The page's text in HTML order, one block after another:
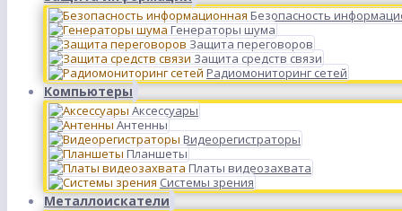
Безопасность
Генераторы шума
Защита переговоров
Защита средств связи
Радиомониторинг сетей
Компьютеры
Аксессуары
Антенны
Видеорегистраторы
Планшеты
Платы видеозахвата
Системы зрения
Металлоискатели